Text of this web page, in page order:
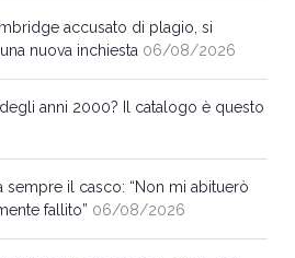
accusato di plagio, si
nuova inchiesta 06/08/2026
anni 2000? Il catalogo è questo
sempre il casco: “Non mi abituerò
fallito” 06/08/2026